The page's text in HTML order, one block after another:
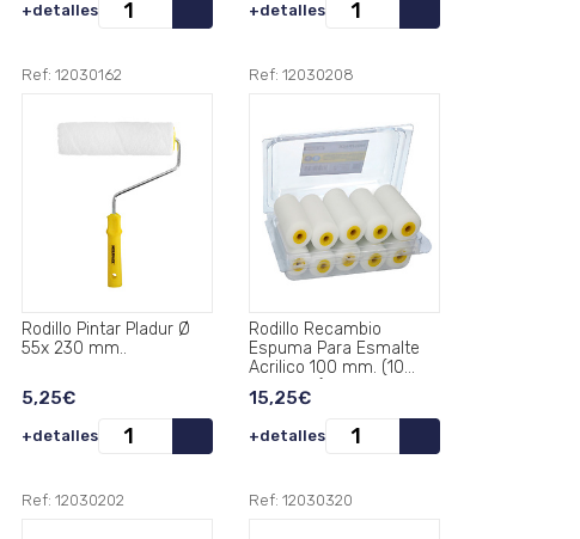
+detalles +detalles
Ref: 12030162
Rodillo Pintar Pladur Ø
55x 230 mm..
5,25€
+detalles
Ref: 12030208
Rodillo Recambio
Espuma Para Esmalte
Acrilico 100 mm. (10
Unidades).
15,25€
+detalles
Ref: 12030202 Ref: 12030320